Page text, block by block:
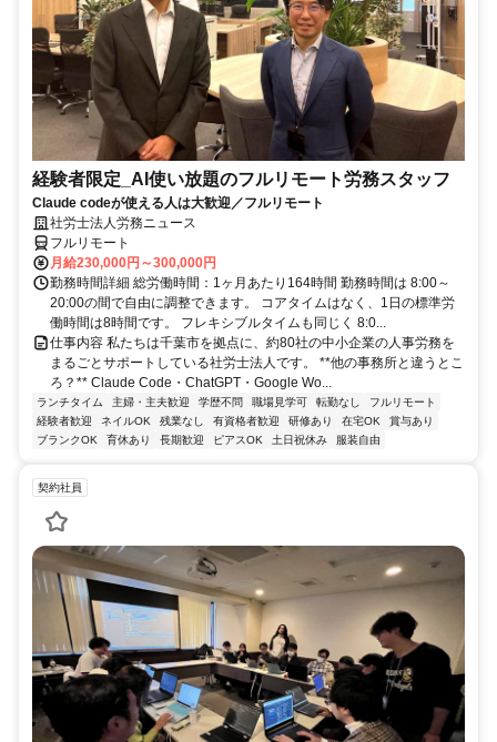
経験者限定_AI使い放題のフルリモート労務スタッフ
Claude codeが使える人は大歓迎／フルリモート
社労士法人労務ニュース
フルリモート
月給230,000円～300,000円
勤務時間詳細 総労働時間：1ヶ月あたり164時間 勤務時間は 8:00～
20:00の間で自由に調整できます。 コアタイムはなく、1日の標準労
働時間は8時間です。 フレキシブルタイムも同じく 8:0...
仕事内容 私たちは千葉市を拠点に、約80社の中小企業の人事労務を
まるごとサポートしている社労士法人です。 **他の事務所と違うとこ
ろ？** Claude Code・ChatGPT・Google Wo...
ランチタイム 主婦・主夫歓迎 学歴不問 職場見学可 転勤なし
フルリモート
経験者歓迎
ネイルOK 残業なし 有資格者歓迎 研修あり 在宅OK
賞与あり
ブランクOK
育休あり 長期歓迎 ピアスOK 土日祝休み 服装自由
契約社員